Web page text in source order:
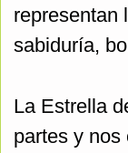
representan
sabiduría,
La Estrella
partes y nos